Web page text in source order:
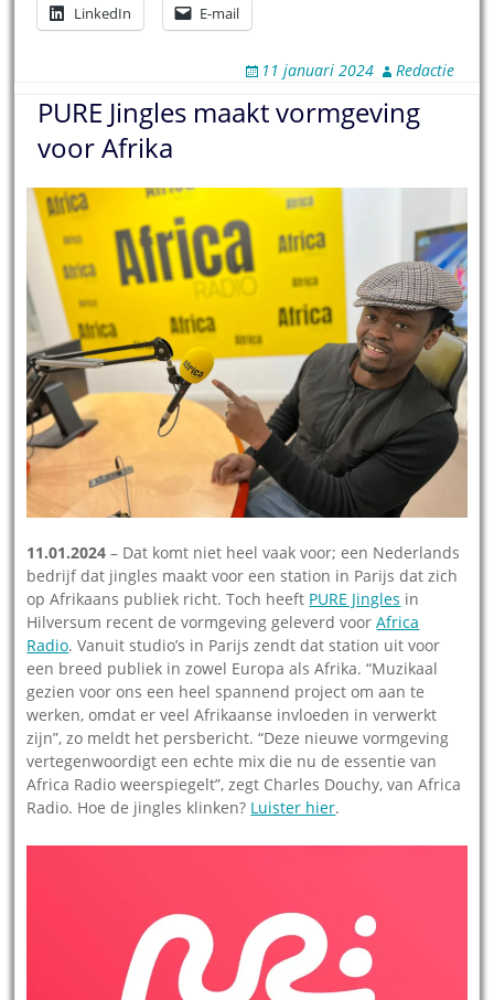
LinkedIn E-mail
11 januari 2024 Redactie
PURE Jingles maakt vormgeving
voor Afrika
11.01.2024 – Dat komt niet heel vaak voor; een Nederlands
bedrijf dat jingles maakt voor een station in Parijs dat zich
op Afrikaans publiek richt. Toch heeft PURE Jingles in
Hilversum recent de vormgeving geleverd voorAfrica
Radio. Vanuit studio’s in Parijs zendt dat station uit voor
een breed publiek in zowel Europa als Afrika. “Muzikaal
gezien voor ons een heel spannend project om aan te
werken, omdat er veel Afrikaanse invloeden in verwerkt
zijn”, zo meldt het persbericht. “Deze nieuwe vormgeving
vertegenwoordigt een echte mix die nu de essentie van
Africa Radio weerspiegelt”, zegt Charles Douchy, van Africa
Radio. Hoe de jingles klinken? Luister hier.